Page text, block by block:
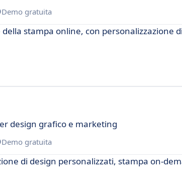
Demo gratuita
stampa online, con personalizzazione
design grafico e marketing
Demo gratuita
di design personalizzati, stampa on-